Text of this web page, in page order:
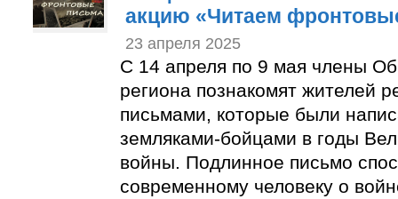
акцию «Читаем
23 апреля 2025
С 14 апреля по 9 мая члены
региона познакомят жителей
письмами, которые были
земляками-бойцами в годы
войны. Подлинное письмо
современному человеку о